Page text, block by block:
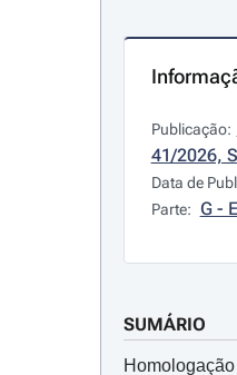
Publicação:
41/2026,
Data de
Parte: G -
SUMÁRIO